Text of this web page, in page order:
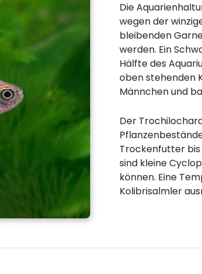
Die
wegen der
bleibenden
werden. Ein
Hälfte des
oben stehenden
Männchen und
Der
Trockenfutter
sind kleine
können. Eine
Kolibrisalmler